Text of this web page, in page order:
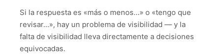
Si la respuesta es «más o menos…» o «tengo que
revisar…», hay un problema de visibilidad — y la
falta de visibilidad lleva directamente a decisiones
equivocadas.